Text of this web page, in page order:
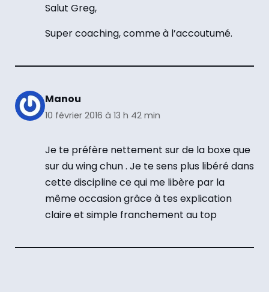
Salut Greg,
Super coaching, comme à l’accoutumé.
Manou
10 février 2016 à 13 h 42 min
Je te préfère nettement sur de la boxe que
sur du wing chun . Je te sens plus libéré dans
cette discipline ce qui me libère par la
même occasion grâce à tes explication
claire et simple franchement au top